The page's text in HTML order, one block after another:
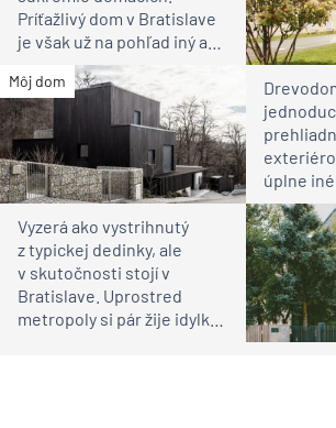
Príťažlivý dom v Bratislave
je však už na pohľad iný ako
susedia
Môj dom
úplne iné
čakali
Vyzerá ako vystrihnutý
z typickej dedinky, ale
v skutočnosti stojí v
Bratislave. Uprostred
metropoly si pár žije idylku